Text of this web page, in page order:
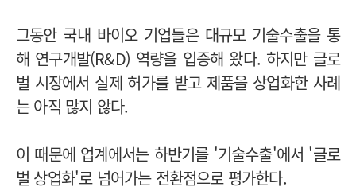
그동안 국내 바이오 기업들은 대규모 기술수출을 통
해 연구개발(R&D) 역량을 입증해 왔다. 하지만 글로
벌 시장에서 실제 허가를 받고 제품을 상업화한 사례
는 아직 많지 않다.
이 때문에 업계에서는 하반기를 '기술수출'에서 '글로
벌 상업화'로 넘어가는 전환점으로 평가한다.